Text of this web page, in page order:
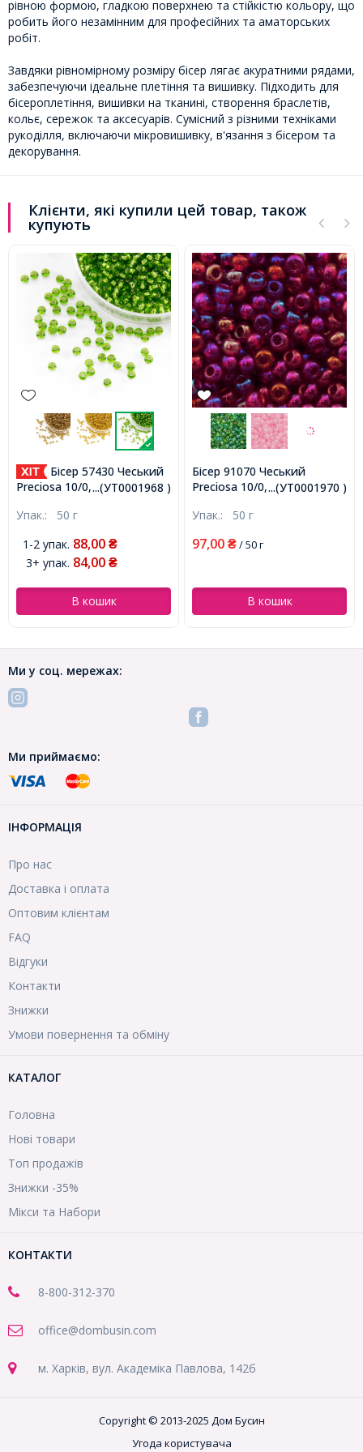
рівною формою, гладкою поверхнею та стійкістю кольору, що
робить його незамінним для професійних та аматорських
робіт.
Завдяки рівномірному розміру бісер лягає акуратними рядами,
забезпечуючи ідеальне плетіння та вишивку. Підходить для
бісероплетіння, вишивки на тканині, створення браслетів,
кольє, сережок та аксесуарів. Сумісний з різними техніками
рукоділля, включаючи мікровишивку, в'язання з бісером та
декорування.
Клієнти, які купили цей товар, також
купують
...(УТ0001968 )
Бісер 57430 Чеський
Preciosa 10/0, Прозорий зі
Зелений, Круглий,
Упак.: 50 г
1-2 упак. 88,00 ₴
3+ упак. 84,00 ₴
В кошик
...(УТ0001970 )
Бісер 91070 Чеський
Preciosa 10/0, Прозорий
Круглий, (УТ0001970)
Упак.: 50 г
97,00 ₴/ 50 г
В кошик
Ми у соц. мережах:
Ми приймаємо:
ІНФОРМАЦІЯ
Про нас
Доставка і оплата
Оптовим клієнтам
FAQ
Відгуки
Контакти
Знижки
Умови повернення та обміну
КАТАЛОГ
Головна
Нові товари
Топ продажів
Знижки -35%
Мікси та Набори
КОНТАКТИ
8-800-312-370
office@dombusin.com
м. Харків, вул. Академіка Павлова, 142б
Copyright © 2013-2025 Дом Бусин
Угода користувача